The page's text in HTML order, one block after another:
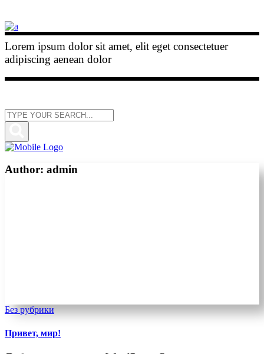
Lorem ipsum dolor sit amet, elit eget consectetuer
adipiscing aenean dolor
Author: admin
Без рубрики
Привет, мир!